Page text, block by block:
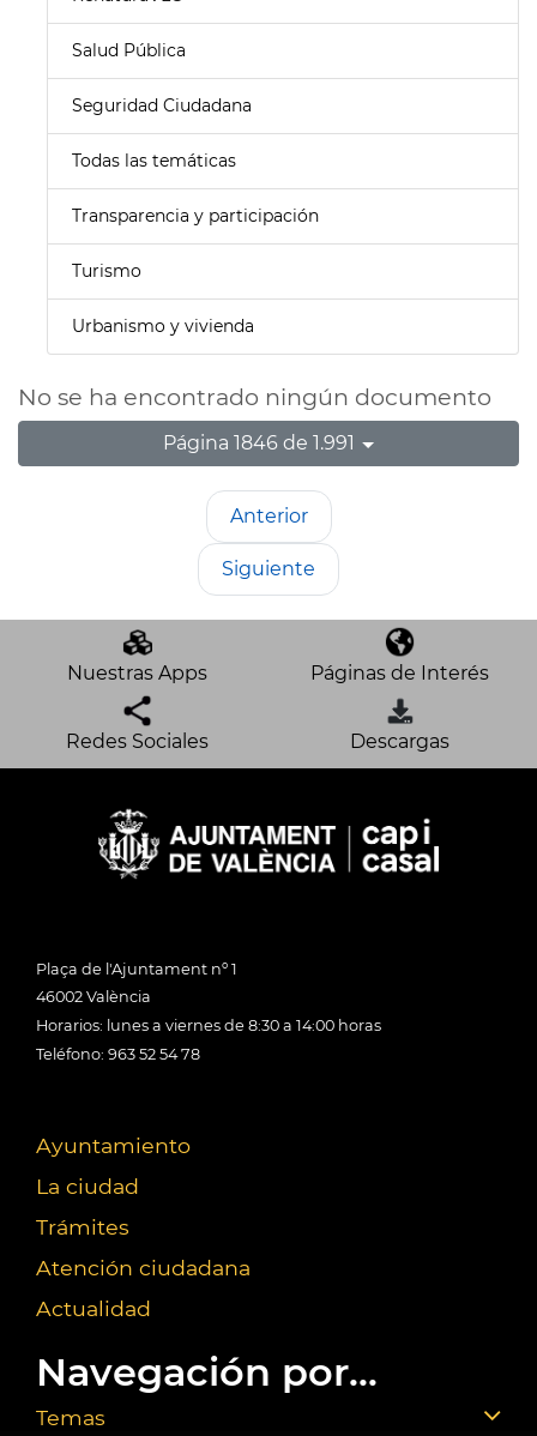
Salud Pública
Seguridad Ciudadana
Todas las temáticas
Transparencia y participación
Turismo
Urbanismo y vivienda
No se ha encontrado ningún documento
Página 1846 de 1.991
Anterior
Siguiente
Nuestras Apps Páginas de Interés
Redes Sociales Descargas
Plaça de l'Ajuntament nº 1
46002 València
Horarios: lunes a viernes de 8:30 a 14:00 horas
Teléfono: 963 52 54 78
Ayuntamiento
La ciudad
Trámites
Atención ciudadana
Actualidad
Navegación por...
Temas